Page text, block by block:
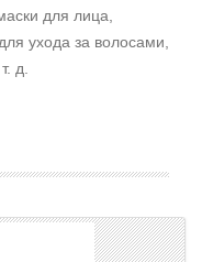
для лица,
ухода за волосами,
д.